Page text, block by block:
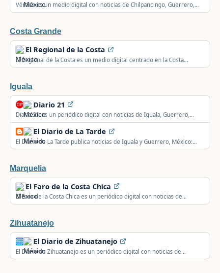
Vértice es un medio digital con noticias de Chilpancingo, Guerrero,
México: política, gobierno, seguridad, deportes y actualidad local.
Costa Grande
El Regional de la Costa
El Regional de la Costa es un medio digital centrado en la Costa
Grande, con cobertura ambiental y de desarrollo turístico costero.
Iguala
Diario 21
Diario 21 es un periódico digital con noticias de Iguala, Guerrero,
México: política, gobierno, seguridad, deportes y actualidad local.
El Diario de La Tarde
El Diario de La Tarde publica noticias de Iguala y Guerrero, México:
política local, seguridad, deportes, sucesos y actualidad del municipio
Marquelia
El Faro de la Costa Chica
El Faro de la Costa Chica es un periódico digital con noticias de
Marquelia, Guerrero, México: política, gobierno, seguridad, deportes y
Zihuatanejo
El Diario de Zihuatanejo
El Diario de Zihuatanejo es un periódico digital con noticias de
Zihuatanejo, Guerrero, México: política, gobierno, seguridad,